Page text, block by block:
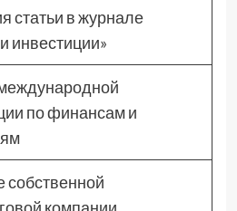
статьи в журнале
инвестиции»
по финансам и
собственной